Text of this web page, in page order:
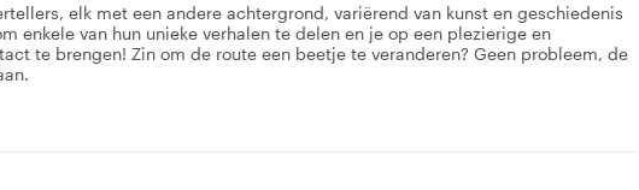
elk met een andere achtergrond, variërend van kunst en geschiedenis
enkele van hun unieke verhalen te delen en je op een plezierige en
te brengen! Zin om de route een beetje te veranderen? Geen probleem, de